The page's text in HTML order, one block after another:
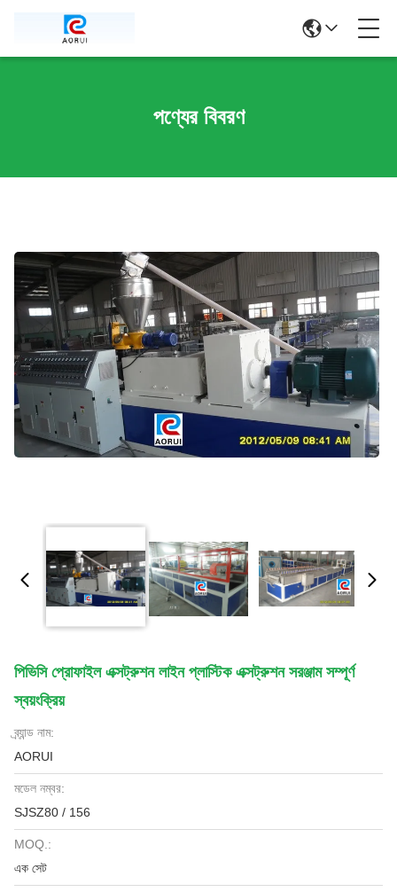
পণ্যের বিবরণ
পিভিসি প্রোফাইল এক্সট্রুশন লাইন প্লাস্টিক এক্সট্রুশন সরঞ্জাম সম্পূর্ণ
স্বয়ংক্রিয়
ব্র্যান্ড নাম:
AORUI
মডেল নম্বর:
SJSZ80 / 156
MOQ.:
এক সেট